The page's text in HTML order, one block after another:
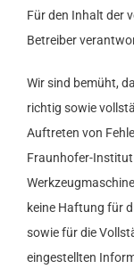
Für den Inhalt der
Betreiber
Wir sind bemüht,
richtig sowie
Auftreten von
Fraunhofer-
keine Haftung für
sowie für die
eingestellten